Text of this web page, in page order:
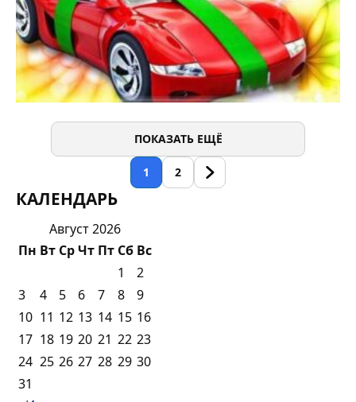
ПОКАЗАТЬ ЕЩЁ
1 2
КАЛЕНДАРЬ
Август 2026
Пн Вт СрЧт Пт Сб Вс
1
2
3
4 5 6 7 8
9
10 11 12 13 14 15 16
17 18 19 20 21 22 23
24 25 26 27 28 29 30
31